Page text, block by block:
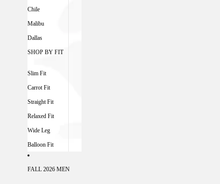
Chile
Malibu
Dallas
SHOP BY FIT
Slim Fit
Carrot Fit
Straight Fit
Relaxed Fit
Wide Leg
Balloon Fit
FALL 2026 MEN